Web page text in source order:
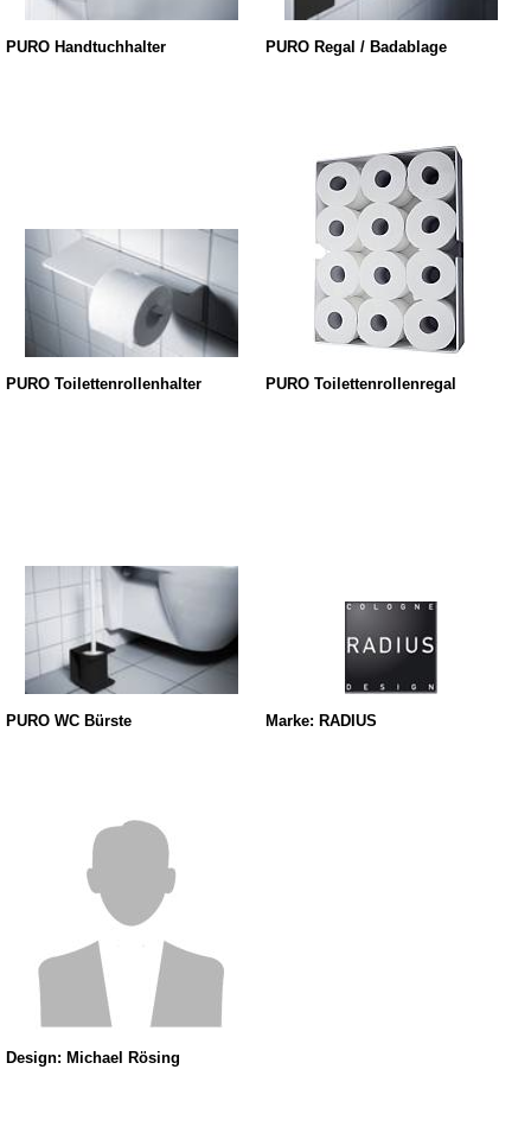
PURO Handtuchhalter PURO Regal / Badablage
PURO Toilettenrollenhalter PURO Toilettenrollenregal
PURO WC Bürste Marke: RADIUS
Design: Michael Rösing